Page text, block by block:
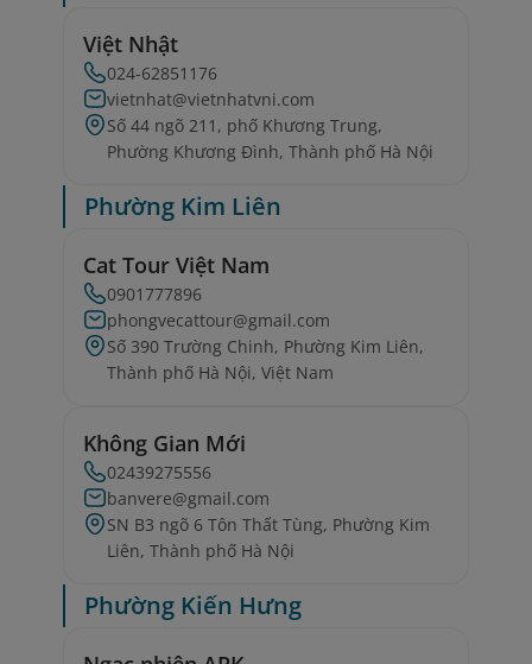
Việt Nhật
024-62851176
vietnhat@vietnhatvni.com
Số 44 ngõ 211, phố Khương Trung,
Phường Khương Đình, Thành phố Hà Nội
Phường Kim Liên
Cat Tour Việt Nam
0901777896
phongvecattour@gmail.com
Số 390 Trường Chinh, Phường Kim Liên,
Thành phố Hà Nội, Việt Nam
Không Gian Mới
02439275556
banvere@gmail.com
SN B3 ngõ 6 Tôn Thất Tùng, Phường Kim
Liên, Thành phố Hà Nội
Phường Kiến Hưng